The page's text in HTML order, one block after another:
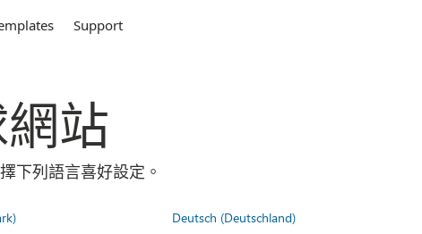
Support
站
下列語言喜好設定。
Deutsch (Deutschland)